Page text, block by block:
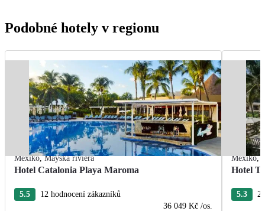
Podobné hotely v regionu
Mexiko,Mayská riviéra
Hotel Catalonia Playa Maroma
5.5
12 hodnocení zákazníků
36 049 Kč /os.
Mexiko,
Hotel
5.3